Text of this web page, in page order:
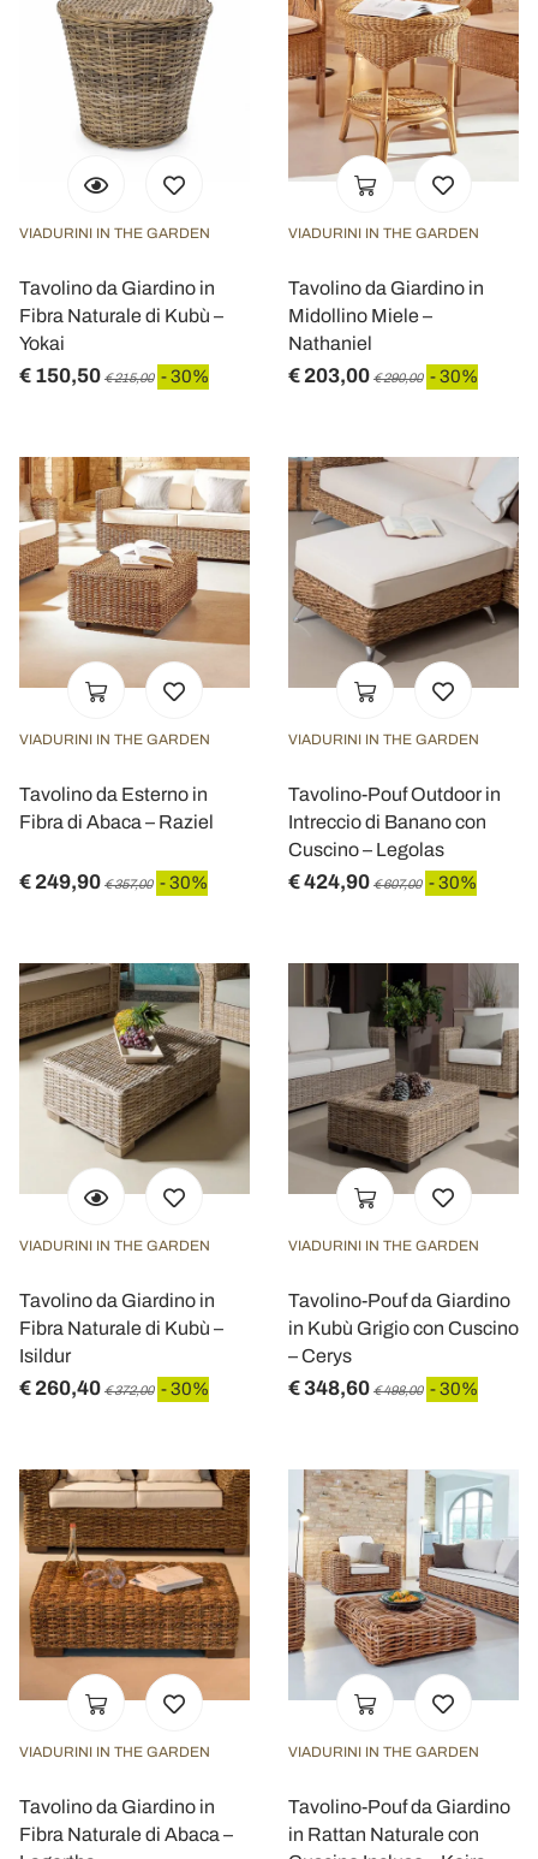
VIADURINI IN THE GARDEN
Tavolino da Giardino in
Fibra Naturale di Kubù –
Yokai
€ 150,50 € 215,00 - 30%
VIADURINI IN THE GARDEN
Tavolino da Giardino in
Midollino Miele –
Nathaniel
€ 203,00 € 290,00 - 30%
VIADURINI IN THE GARDEN
Tavolino da Esterno in
Fibra di Abaca – Raziel
€ 249,90 € 357,00 - 30%
VIADURINI IN THE GARDEN
Tavolino-Pouf Outdoor in
Intreccio di Banano con
Cuscino – Legolas
€ 424,90 € 607,00 - 30%
VIADURINI IN THE GARDEN
Tavolino da Giardino in
Fibra Naturale di Kubù –
Isildur
€ 260,40 € 372,00 - 30%
VIADURINI IN THE GARDEN
Tavolino-Pouf da Giardino
in Kubù Grigio con Cuscino
– Cerys
€ 348,60 € 498,00 - 30%
VIADURINI IN THE GARDEN
Tavolino da Giardino in
Fibra Naturale di Abaca –
VIADURINI IN THE GARDEN
Tavolino-Pouf da Giardino
in Rattan Naturale con